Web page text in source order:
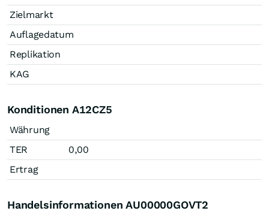
Zielmarkt
Auflagedatum
Replikation
KAG
Konditionen A12CZ5
Währung
TER
0,00
Ertrag
Handelsinformationen AU00000GOVT2